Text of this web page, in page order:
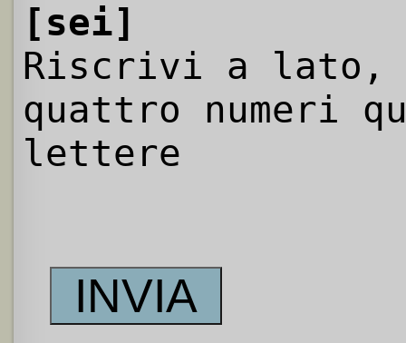
[sei]
Riscrivi a
quattro numeri
lettere